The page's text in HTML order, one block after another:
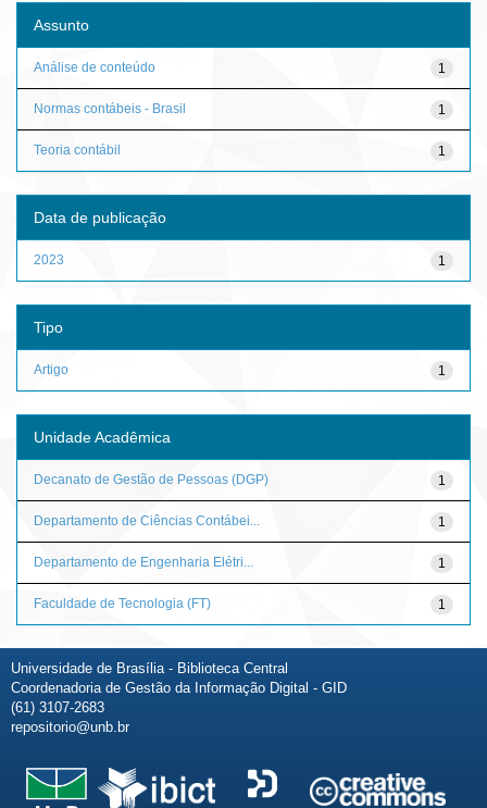
Assunto
1
Análise de conteúdo
1
Normas contábeis - Brasil
1
Teoria contábil
Data de publicação
1
2023
Tipo
1
Artigo
Unidade Acadêmica
1
Decanato de Gestão de Pessoas (DGP)
1
Departamento de Ciências Contábei...
1
Departamento de Engenharia Elétri...
1
Faculdade de Tecnologia (FT)
Universidade de Brasília - Biblioteca Central
Coordenadoria de Gestão da Informação Digital - GID
(61) 3107-2683
repositorio@unb.br